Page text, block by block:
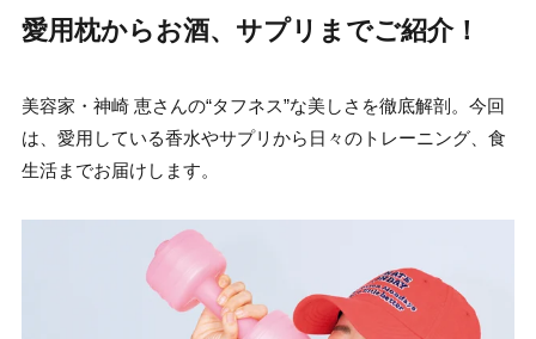
愛用枕からお酒、サプリまでご紹介！
美容家・神崎 恵さんの“タフネス”な美しさを徹底解剖。今回
は、愛用している香水やサプリから日々のトレーニング、食
生活までお届けします。